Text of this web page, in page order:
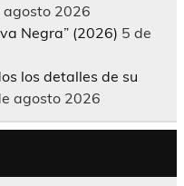
agosto 2026
Negra” (2026) 5 de
los detalles de su
agosto 2026